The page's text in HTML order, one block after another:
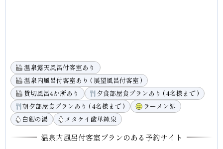
温泉露天風呂付客室あり
温泉内風呂付客室あり ( 展望風呂付客室 )
貸切風呂4か所あり
夕食部屋食プランあり ( 4名様まで )
朝夕部屋食プランあり ( 4名様まで )
ラーメン処
白銀の湯
メタケイ酸単純泉
温泉内風呂付客室プランのある予約サイト